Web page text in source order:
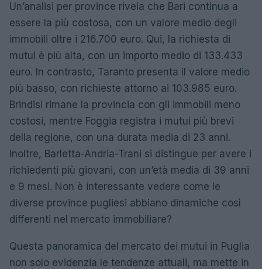
Un’analisi per province rivela che Bari continua a
essere la più costosa, con un valore medio degli
immobili oltre i 216.700 euro. Qui, la richiesta di
mutui è più alta, con un importo medio di 133.433
euro. In contrasto, Taranto presenta il valore medio
più basso, con richieste attorno ai 103.985 euro.
Brindisi rimane la provincia con gli immobili meno
costosi, mentre Foggia registra i mutui più brevi
della regione, con una durata media di 23 anni.
Inoltre, Barletta-Andria-Trani si distingue per avere i
richiedenti più giovani, con un’età media di 39 anni
e 9 mesi. Non è interessante vedere come le
diverse province pugliesi abbiano dinamiche così
differenti nel mercato immobiliare?
Questa panoramica del mercato dei mutui in Puglia
non solo evidenzia le tendenze attuali, ma mette in